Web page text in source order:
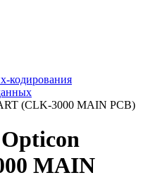
кодирования
(CLK-3000 MAIN PCB)
MAIN